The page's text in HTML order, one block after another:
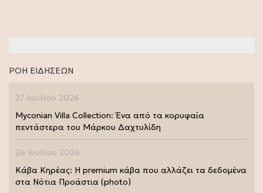
ΡΟΗ ΕΙΔΗΣΕΩΝ
27 Ιουλίου 2026
Myconian Villa Collection: Ένα από τα κορυφαία
πεντάστερα του Μάρκου Δαχτυλίδη
26 Ιουλίου 2026
Κάβα Κηρέας: Η premium κάβα που αλλάζει τα δεδομένα
στα Νότια Προάστια (photo)